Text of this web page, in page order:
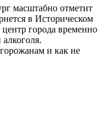
масштабно отметит
в Историческом
города временно
и как не